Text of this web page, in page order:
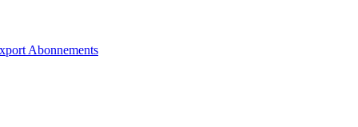
Abonnements